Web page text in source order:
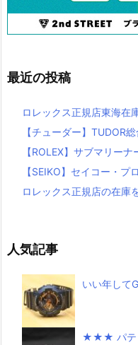
最近の投稿
ロレックス正規店東海在
【チューダー】TUDOR
【ROLEX】サブマリー
【SEIKO】セイコー・プ
ロレックス正規店の在庫
人気記事
いい年して
★★★ パテ